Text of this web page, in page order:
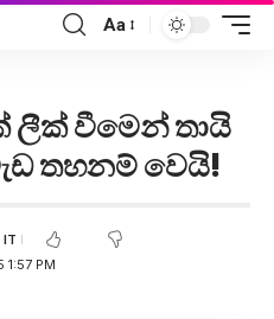
Aa
ලීක් වීමෙන් තායි
තහනම් වෙයි!
1:57 PM